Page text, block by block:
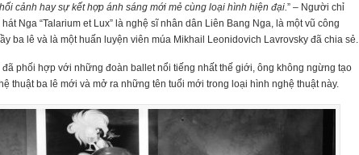
cảnh hay sự kết hợp ánh sáng mới mẻ cùng loại hình hiện đại.” – Người chỉ
Nga “Talarium et Lux” là nghệ sĩ nhân dân Liên Bang Nga, là một vũ công
ba lê và là một huấn luyện viên múa Mikhail Leonidovich Lavrovsky đã chia sẻ.
đã phối hợp với những đoàn ballet nổi tiếng nhất thế giới, ông không ngừng tạo
thuật ba lê mới và mở ra những tên tuổi mới trong loại hình nghệ thuật này.